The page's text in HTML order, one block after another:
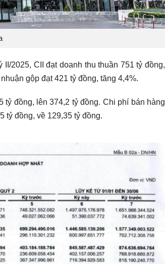
2025, CII đạt doanh thu thuần 751 tỷ đồng,
gộp đạt 421 tỷ đồng, tăng 4,4%.
đồng, lên 374,2 tỷ đồng. Chi phí bán hàng
tỷ đồng, về 129,35 tỷ đồng.